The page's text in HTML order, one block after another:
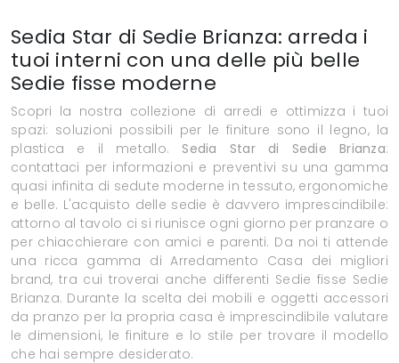
Sedia Star di Sedie Brianza: arreda i
tuoi interni con una delle più belle
Sedie fisse moderne
Scopri la nostra collezione di arredi e ottimizza i tuoi
spazi: soluzioni possibili per le finiture sono il legno, la
plastica e il metallo. Sedia Star di Sedie Brianza:
contattaci per informazioni e preventivi su una gamma
quasi infinita di sedute moderne in tessuto, ergonomiche
e belle. L'acquisto delle sedie è davvero imprescindibile:
attorno al tavolo ci si riunisce ogni giorno per pranzare o
per chiacchierare con amici e parenti. Da noi ti attende
una ricca gamma di Arredamento Casa dei migliori
brand, tra cui troverai anche differenti Sedie fisse Sedie
Brianza. Durante la scelta dei mobili e oggetti accessori
da pranzo per la propria casa è imprescindibile valutare
le dimensioni, le finiture e lo stile per trovare il modello
che hai sempre desiderato.